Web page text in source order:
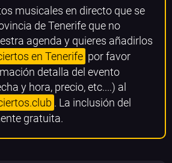
musicales en directo que se
de Tenerife que no
agenda y quieres añadirlos
en Tenerife por favor
detalla del evento
y hora, precio, etc....) al
. La inclusión del
gratuita.